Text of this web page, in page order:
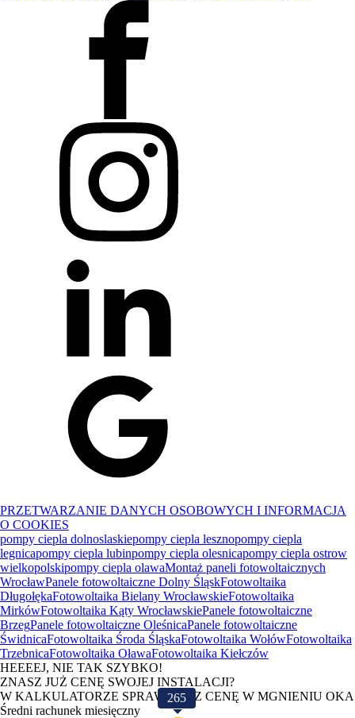
PRZETWARZANIE DANYCH OSOBOWYCH I INFORMACJA
O COOKIES
pompy ciepla dolnoslaskiepompy ciepla lesznopompy ciepla
legnicapompy ciepla lubinpompy ciepla olesnicapompy ciepla ostrow
wielkopolskipompy ciepla olawaMontaż paneli fotowoltaicznych
WrocławPanele fotowoltaiczne Dolny ŚląskFotowoltaika
DługołękaFotowoltaika Bielany WrocławskieFotowoltaika
MirkówFotowoltaika Kąty WrocławskiePanele fotowoltaiczne
BrzegPanele fotowoltaiczne OleśnicaPanele fotowoltaiczne
ŚwidnicaFotowoltaika Środa ŚląskaFotowoltaika WołówFotowoltaika
TrzebnicaFotowoltaika OławaFotowoltaika Kiełczów
HEEEEJ, NIE TAK SZYBKO!
ZNASZ JUŻ CENĘ SWOJEJ INSTALACJI?
W KALKULATORZE SPRAWDZISZ CENĘ W MGNIENIU OKA
Średni rachunek miesięczny
265